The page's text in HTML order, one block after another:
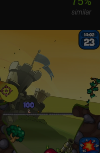
similar